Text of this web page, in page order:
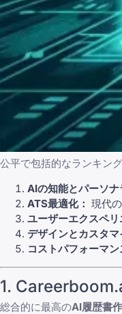
公平で包括的なランキン
AIの知能とパーソナ
ATS最適化： 現代
ユーザーエクスペリ
デザインとカスタマ
コストパフォーマン
1.
総合的に最高のAI履歴書